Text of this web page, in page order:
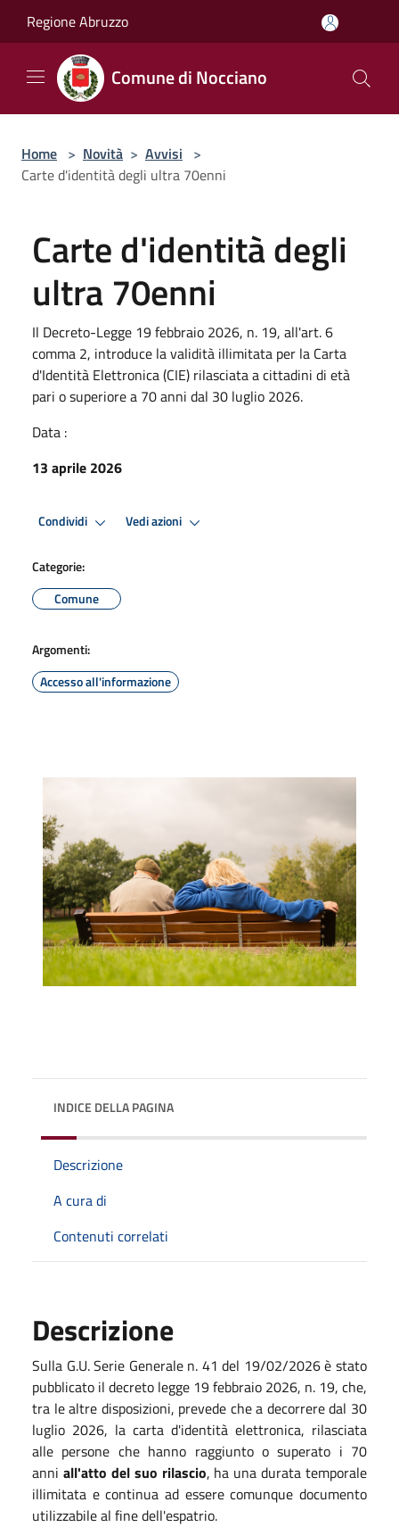
Regione Abruzzo
Comune di Nocciano
Home > Novità > Avvisi >
Carte d'identità degli ultra 70enni
Carte d'identità degli
ultra 70enni
Il Decreto-Legge 19 febbraio 2026, n. 19, all'art. 6
comma 2, introduce la validità illimitata per la Carta
d'Identità Elettronica (CIE) rilasciata a cittadini di età
pari o superiore a 70 anni dal 30 luglio 2026.
Data :
13 aprile 2026
Condividi Vedi azioni
Categorie:
Comune
Argomenti:
Accesso all'informazione
INDICE DELLA PAGINA
Descrizione
A cura di
Contenuti correlati
Descrizione
Sulla G.U. Serie Generale n. 41 del 19/02/2026 è stato
pubblicato il decreto legge 19 febbraio 2026, n. 19, che,
tra le altre disposizioni, prevede che a decorrere dal 30
luglio 2026, la carta d'identità elettronica, rilasciata
alle persone che hanno raggiunto o superato i 70
anni all'atto del suo rilascio, ha una durata temporale
illimitata e continua ad essere comunque documento
utilizzabile al fine dell'espatrio.